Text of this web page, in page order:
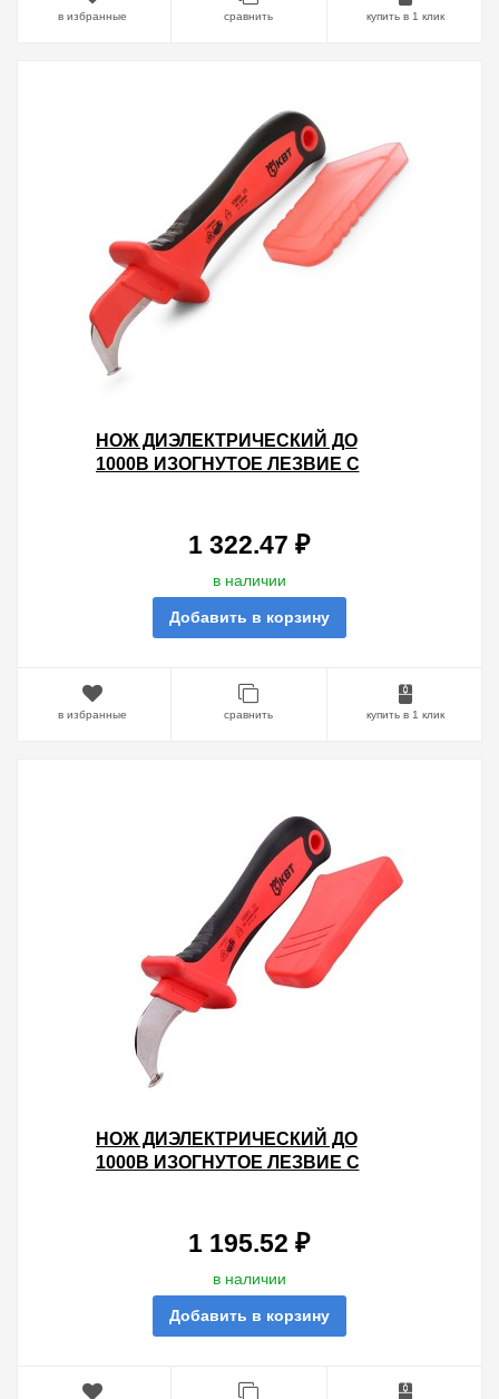
в избранные сравнить купить в 1 клик
НОЖ ДИЭЛЕКТРИЧЕСКИЙ ДО
1000В ИЗОГНУТОЕ ЛЕЗВИЕ С
1 322.47 ₽
в наличии
Добавить в корзину
в избранные сравнить купить в 1 клик
НОЖ ДИЭЛЕКТРИЧЕСКИЙ ДО
1000В ИЗОГНУТОЕ ЛЕЗВИЕ С
1 195.52 ₽
в наличии
Добавить в корзину